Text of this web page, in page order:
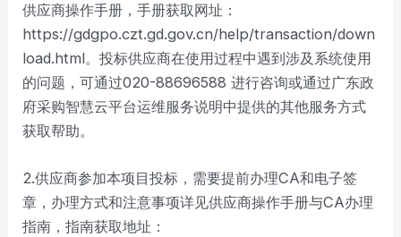
供应商操作手册，手册获取网址：
https://gdgpo.czt.gd.gov.cn/help/transaction/down
load.html。投标供应商在使用过程中遇到涉及系统使用
的问题，可通过020-88696588 进行咨询或通过广东政
府采购智慧云平台运维服务说明中提供的其他服务方式
获取帮助。
2.供应商参加本项目投标，需要提前办理CA和电子签
章，办理方式和注意事项详见供应商操作手册与CA办理
指南，指南获取地址：